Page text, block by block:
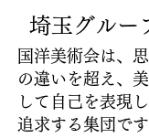
埼玉グルー
国洋美術会は、
の違いを超え、
して自己を表現
追求する集団です